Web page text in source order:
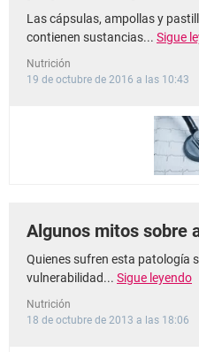
Las cápsulas, ampollas y
contienen sustancias... Sigue
Nutrición
19 de octubre de 2016 a las 10:43
Algunos mitos sobre
Quienes sufren esta patología
vulnerabilidad... Sigue leyendo
Nutrición
18 de octubre de 2013 a las 18:06